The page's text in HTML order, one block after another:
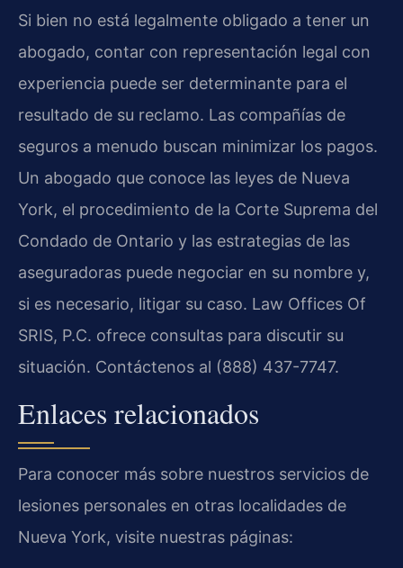
Si bien no está legalmente obligado a tener un
abogado, contar con representación legal con
experiencia puede ser determinante para el
resultado de su reclamo. Las compañías de
seguros a menudo buscan minimizar los pagos.
Un abogado que conoce las leyes de Nueva
York, el procedimiento de la Corte Suprema del
Condado de Ontario y las estrategias de las
aseguradoras puede negociar en su nombre y,
si es necesario, litigar su caso. Law Offices Of
SRIS, P.C. ofrece consultas para discutir su
situación. Contáctenos al (888) 437-7747.
Enlaces relacionados
Para conocer más sobre nuestros servicios de
lesiones personales en otras localidades de
Nueva York, visite nuestras páginas: